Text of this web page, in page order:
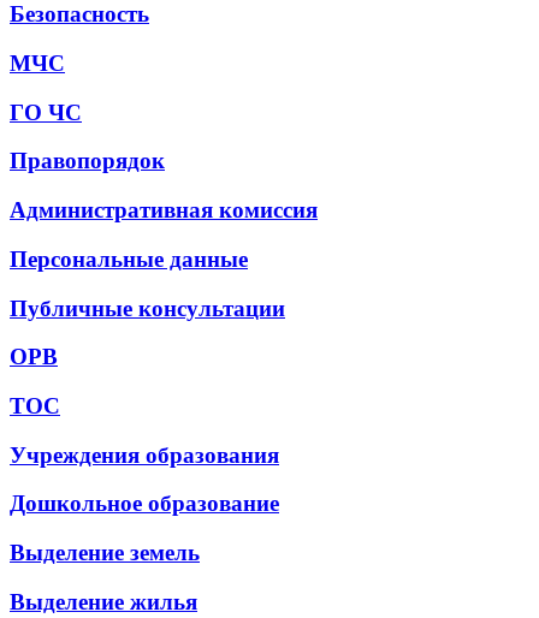
Безопасность
МЧС
ГО ЧС
Правопорядок
Административная комиссия
Персональные данные
Публичные консультации
ОРВ
ТОС
Учреждения образования
Дошкольное образование
Выделение земель
Выделение жилья